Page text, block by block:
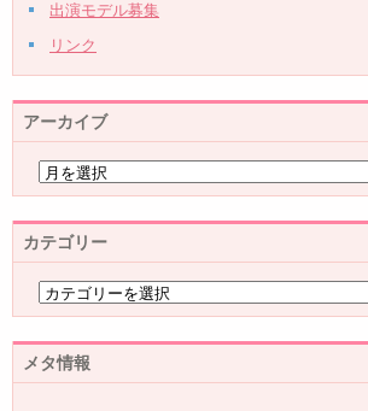
出演モデル募集
リンク
アーカイブ
カテゴリー
メタ情報